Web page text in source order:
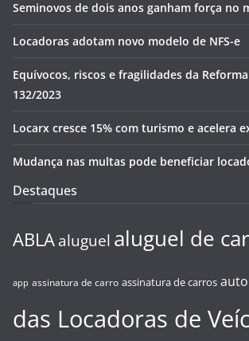
Seminovos de dois anos ganham força no
Locadoras adotam novo modelo de NFS-e
Equívocos, riscos e fragilidades da
132/2023
Locarx cresce 15% com turismo e acelera
Mudança nas multas pode beneficiar
Destaques
ABLA aluguel aluguel de
app assinatura de carro assinatura de carros
das Locadoras de